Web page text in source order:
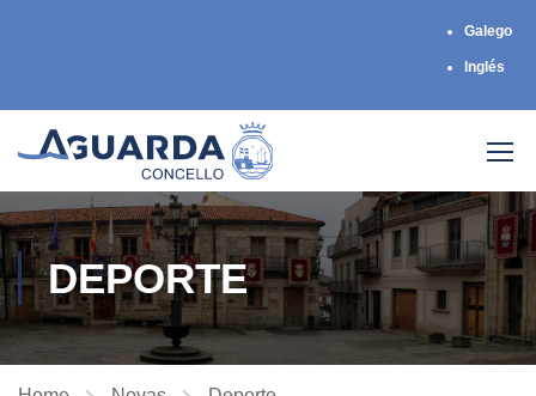
Galego
Inglés
DEPORTE